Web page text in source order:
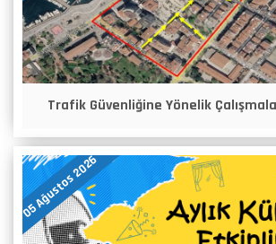
Trafik Güvenliğine Yönelik
05 Ağustos 2026